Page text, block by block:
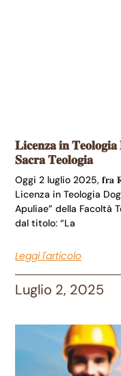
𝐋𝐢𝐜𝐞𝐧𝐳𝐚 𝐢𝐧
𝐒𝐚𝐜𝐫𝐚 𝐓𝐞𝐨𝐥𝐨𝐠𝐢𝐚
Oggi 2 luglio 2025, 𝐟𝐫𝐚
Licenza in Teologia
Apuliae” della Facoltà
dal titolo: “La
Leggi l'articolo
Luglio 2, 2025